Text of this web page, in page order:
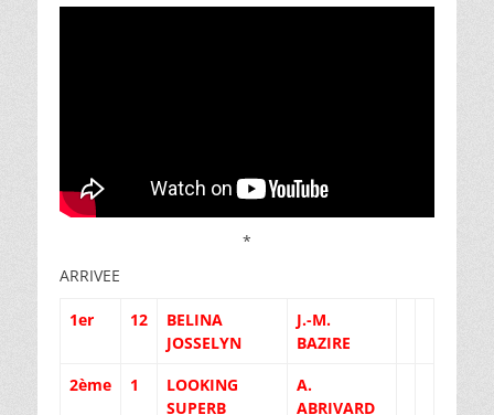
*
ARRIVEE
1er 12
BELINA
JOSSELYN
J.-M.
BAZIRE
2ème
1
LOOKING
SUPERB
A.
ABRIVARD